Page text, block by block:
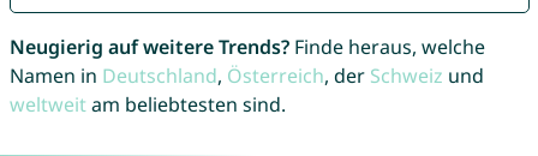
Neugierig auf weitere Trends?Finde heraus, welche
Namen in Deutschland, Österreich, der Schweiz und
weltweitam beliebtesten sind.